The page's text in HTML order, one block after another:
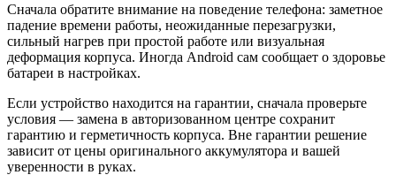
Сначала обратите внимание на поведение телефона: заметное
падение времени работы, неожиданные перезагрузки,
сильный нагрев при простой работе или визуальная
деформация корпуса. Иногда Android сам сообщает о здоровье
батареи в настройках.
Если устройство находится на гарантии, сначала проверьте
условия — замена в авторизованном центре сохранит
гарантию и герметичность корпуса. Вне гарантии решение
зависит от цены оригинального аккумулятора и вашей
уверенности в руках.